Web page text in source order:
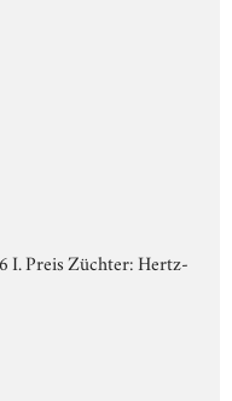
I. Preis Züchter: Hertz-